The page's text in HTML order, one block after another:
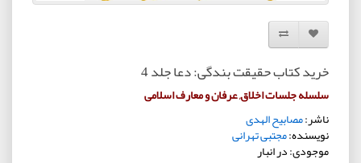
افزودن به لیست دلخواه
مقایسه این محصول
خرید کتاب حقیقت بندگی: دعا جلد 4
سلسله جلسات اخلاق, عرفان و معارف اسلامی
ناشر:مصابیح الهدی
نویسنده:مجتبی تهرانی
موجودی: در انبار